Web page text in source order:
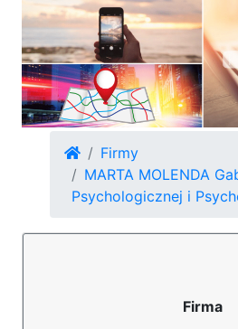
Firmy
MARTA MOLENDA
Psychologicznej i
Firma